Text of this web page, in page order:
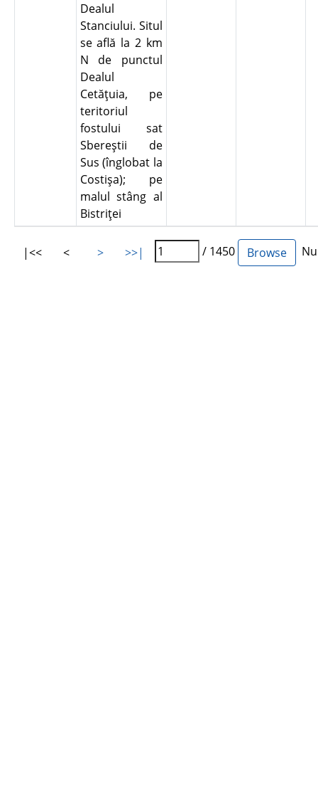
Dealul
Stanciului. Situl
se află la 2 km
N de punctul
Dealul
Cetăţuia, pe
teritoriul
fostului sat
Sbereştii de
Sus (înglobat la
Costişa); pe
malul stâng al
Bistriţei
|<< < > >>| / 1450